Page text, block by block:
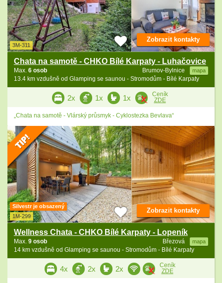
3M-311
Chata na samotě - CHKO Bílé Karpaty - Luhačovice
Brumov-Bylnice mapa
Max. 6 osob
13.4 km vzdušně od Glamping se saunou - Stromodům - Bílé Karpaty
Zobrazit kontakty
2x 1x 1x
Ceník
ZDE
„Chata na samotě - Vlárský průsmyk - Cyklostezka Bevlava“
Silvestr je obsazený
1M-299
Wellness Chata - CHKO Bílé Karpaty - Lopeník
Březová mapa
Max. 9 osob
14 km vzdušně od Glamping se saunou - Stromodům - Bílé Karpaty
Zobrazit kontakty
4x 2x 2x
Ceník
ZDE